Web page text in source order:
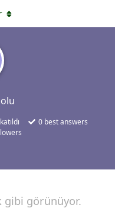
0 best answers
gibi görünüyor.